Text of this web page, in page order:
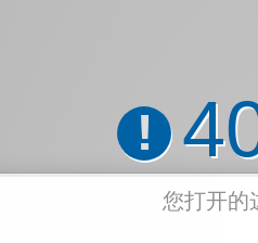
!
您打开的